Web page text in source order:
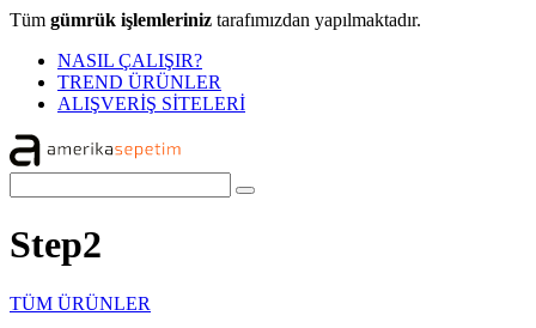
Tüm gümrük işlemleriniz tarafımızdan yapılmaktadır.
NASIL ÇALIŞIR?
TREND ÜRÜNLER
ALIŞVERİŞ SİTELERİ
Step2
TÜM ÜRÜNLER